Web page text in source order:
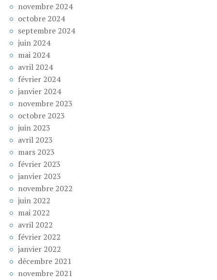
novembre 2024
octobre 2024
septembre 2024
juin 2024
mai 2024
avril 2024
février 2024
janvier 2024
novembre 2023
octobre 2023
juin 2023
avril 2023
mars 2023
février 2023
janvier 2023
novembre 2022
juin 2022
mai 2022
avril 2022
février 2022
janvier 2022
décembre 2021
novembre 2021